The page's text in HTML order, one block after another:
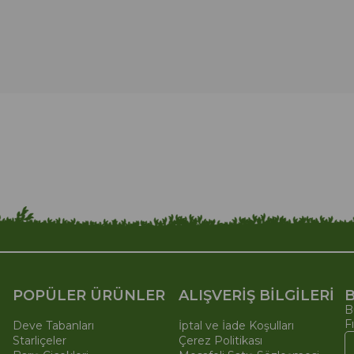
POPÜLER ÜRÜNLER
Deve Tabanları
Starliçeler
ALIŞVERİŞ BİLGİLERİ
İptal ve İade Koşulları
Çerez Politikası